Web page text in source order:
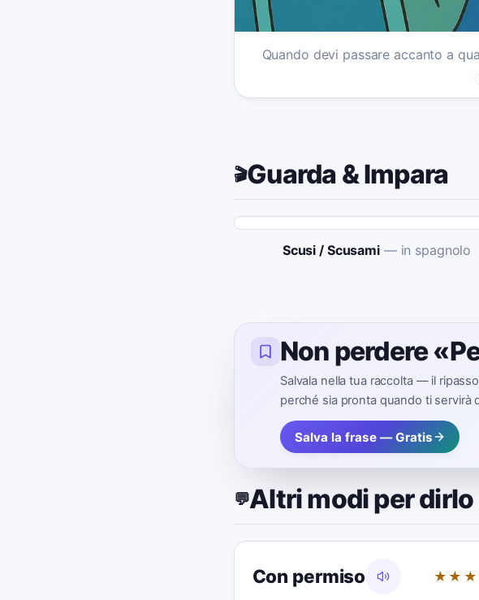
Quando devi passare accanto a
🎬Guarda & Impara
Scusi / Scusami— in spagnolo
Non perdere
Salvala nella tua raccolta — il
perché sia pronta quando ti servirà
Salva la frase — Gratis
💬Altri modi per dirlo
Con permiso